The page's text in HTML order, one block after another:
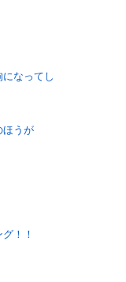
なってし
ほうが
！！